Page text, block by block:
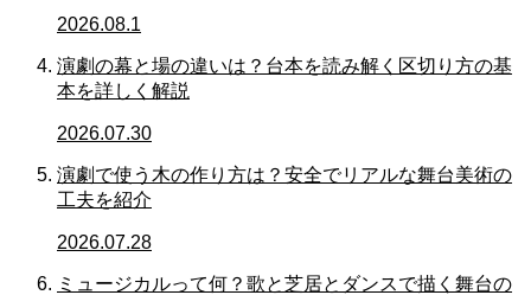
2026.08.1
演劇の幕と場の違いは？台本を読み解く区切り方の基
本を詳しく解説
2026.07.30
演劇で使う木の作り方は？安全でリアルな舞台美術の
工夫を紹介
2026.07.28
ミュージカルって何？歌と芝居とダンスで描く舞台の